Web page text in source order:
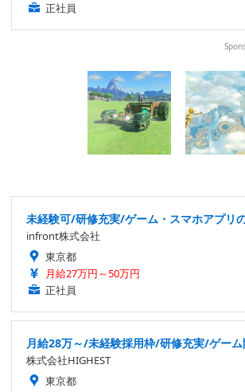
正社員
未経験可/研修充実/ゲーム・スマホアプリ
infront株式会社
東京都
月給27万円～50万円
正社員
月給28万～/未経験採用枠/研修充実/ゲー
株式会社HIGHEST
東京都